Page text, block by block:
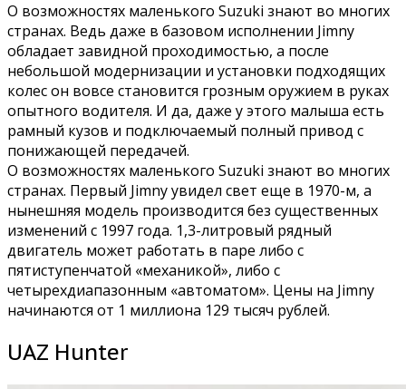
О возможностях маленького Suzuki знают во многих
странах. Ведь даже в базовом исполнении Jimny
обладает завидной проходимостью, а после
небольшой модернизации и установки подходящих
колес он вовсе становится грозным оружием в руках
опытного водителя. И да, даже у этого малыша есть
рамный кузов и подключаемый полный привод с
понижающей передачей.
О возможностях маленького Suzuki знают во многих
странах. Первый Jimny увидел свет еще в 1970-м, а
нынешняя модель производится без существенных
изменений с 1997 года. 1,3-литровый рядный
двигатель может работать в паре либо с
пятиступенчатой «механикой», либо с
четырехдиапазонным «автоматом». Цены на Jimny
начинаются от 1 миллиона 129 тысяч рублей.
UAZ Hunter